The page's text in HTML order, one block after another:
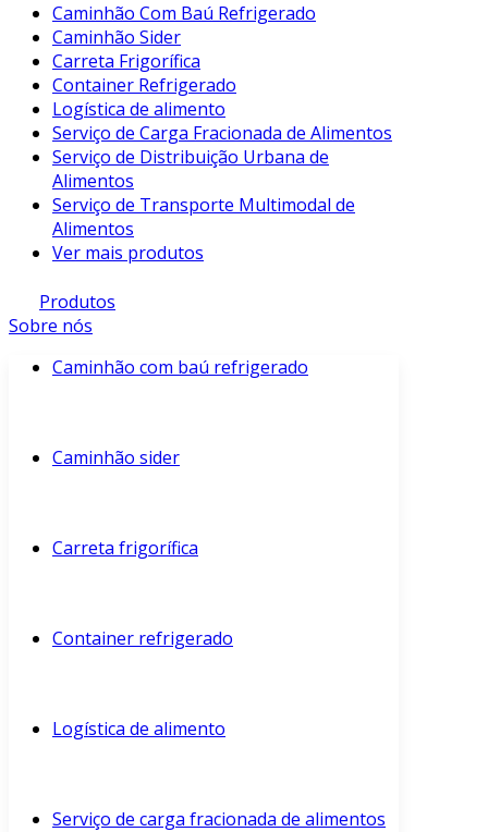
Caminhão Com Baú Refrigerado
Caminhão Sider
Carreta Frigorífica
Container Refrigerado
Logística de alimento
Serviço de Carga Fracionada de Alimentos
Serviço de Distribuição Urbana de
Alimentos
Serviço de Transporte Multimodal de
Alimentos
Ver mais produtos
Produtos
Sobre nós
Caminhão com baú refrigerado
Caminhão sider
Carreta frigorífica
Container refrigerado
Logística de alimento
Serviço de carga fracionada de alimentos